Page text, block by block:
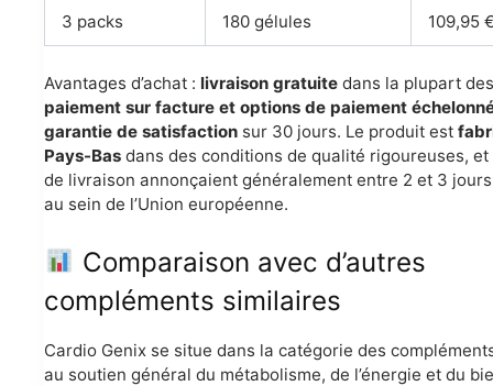
3 packs 180 gélules 109,95
Avantages d’achat : livraison gratuite dans la plupart
paiement sur facture et options de paiement
garantie de satisfaction sur 30 jours. Le produit est
Pays-Bas dans des conditions de qualité rigoureuses,
de livraison annonçaient généralement entre 2 et 3
au sein de l’Union européenne.
Comparaison avec d’autres
compléments similaires
Cardio Genix se situe dans la catégorie des
au soutien général du métabolisme, de l’énergie et du